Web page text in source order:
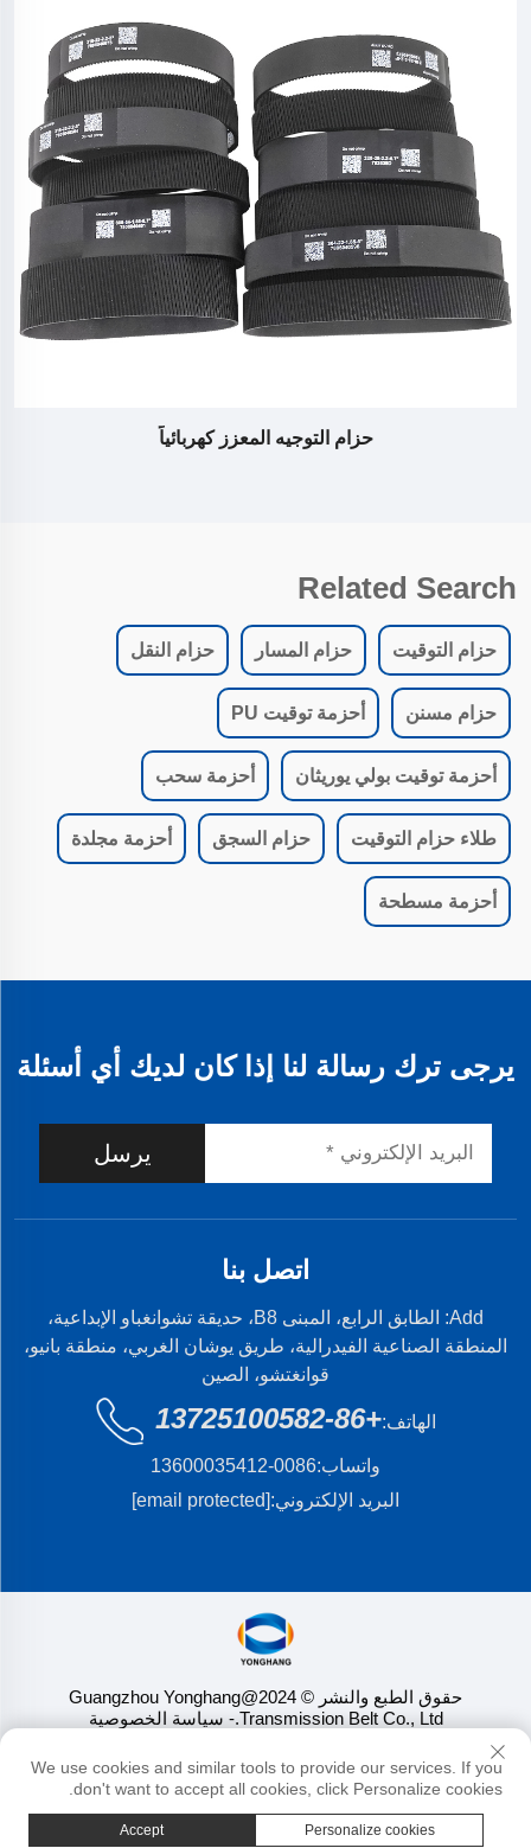
حزام التوجيه المعزز كهربائياً
Related Search
حزام التوقيت حزام المسار حزام النقل
حزام مسنن أحزمة توقيت PU
أحزمة توقيت بولي يوريثان أحزمة سحب
طلاء حزام التوقيت حزام السجق أحزمة مجلدة
أحزمة مسطحة
يرجى ترك رسالة لنا إذا كان لديك أي أسئلة
يرسل
اتصل بنا
Add: الطابق الرابع، المبنى B8، حديقة تشوانغباو الإبداعية،
المنطقة الصناعية الفيدرالية، طريق يوشان الغربي، منطقة بانيو،
قوانغتشو، الصين
الهاتف:+86-13725100582
واتساب:0086-13600035412
البريد الإلكتروني:[email protected]
حقوق الطبع والنشر © 2024@Guangzhou Yonghang
Transmission Belt Co., Ltd. - سياسة الخصوصية
We use cookies and similar tools to provide our services. If you
don't want to accept all cookies, click Personalize cookies.
Personalize cookies
Accept